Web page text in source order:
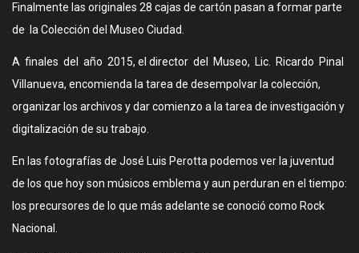
Finalmente las originales 28 cajas de cartón pasan a formar parte
de la Colección del Museo Ciudad.
A finales del año 2015, el director del Museo, Lic. Ricardo Pinal
Villanueva, encomienda la tarea de desempolvar la colección,
organizar los archivos y dar comienzo a la tarea de investigación y
digitalización de su trabajo.
En las fotografías de José Luis Perotta podemos ver la juventud
de los que hoy son músicos emblema y aun perduran en el tiempo:
los precursores de lo que más adelante se conoció como Rock
Nacional.